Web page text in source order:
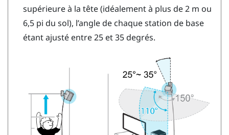
supérieure à la tête (idéalement à plus de 2 m ou
6,5 pi du sol), l’angle de chaque station de base
étant ajusté entre 25 et 35 degrés.